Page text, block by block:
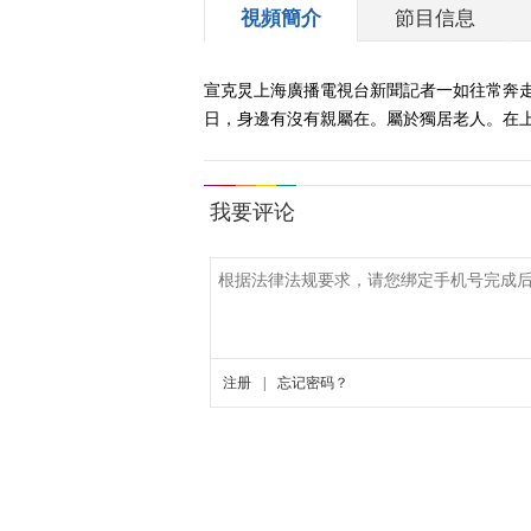
視頻簡介 節目信息
宣克炅上海廣播電視台新聞記者一如往常奔
日，身邊有沒有親屬在。屬於獨居老人。